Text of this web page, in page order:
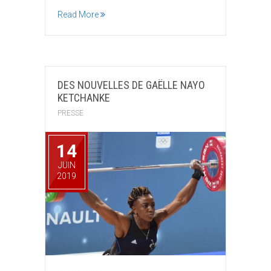
Read More
DES NOUVELLES DE GAËLLE NAYO
KETCHANKE
PRESSE
14
JUIN
2019